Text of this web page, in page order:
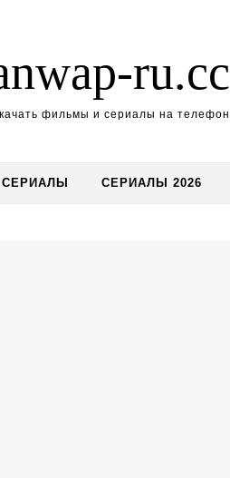
ru.cc
фильмы и сериалы на телефон
СЕРИАЛЫ СЕРИАЛЫ 2026